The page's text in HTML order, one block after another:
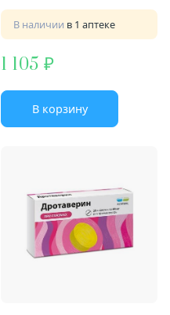
В наличии в 1 аптеке
1 105
В корзину